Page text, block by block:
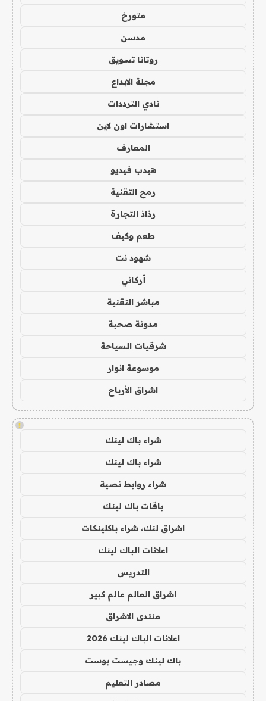
متورخ
مدسن
روتانا تسويق
مجلة الابداع
نادي الترددات
استشارات اون لاين
المعارف
هيدب فيديو
رمح التقنية
رذاذ التجارة
طعم وكيف
شهود نت
أركاني
مباشر التقنية
مدونة صحبة
شرقيات السياحة
موسوعة انوار
اشراق الأرباح
!
شراء باك لينك
شراء باك لينك
شراء روابط نصية
باقات باك لينك
اشراق لنك، شراء باكلينكات
اعلانات الباك لينك
التدريس
اشراق العالم عالم كبير
منتدى الاشراق
اعلانات الباك لينك 2026
باك لينك وجيست بوست
مصادر التعليم